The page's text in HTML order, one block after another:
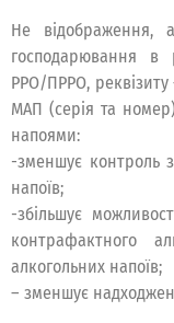
Не відображення,
господарювання в
РРО/ПРРО,
МАП (серія та
напоями:
-зменшує контроль
напоїв;
-збільшує
контрафактного
алкогольних напоїв;
– зменшує